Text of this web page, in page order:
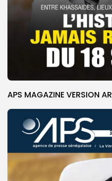
APS MAGAZINE VERSION AR